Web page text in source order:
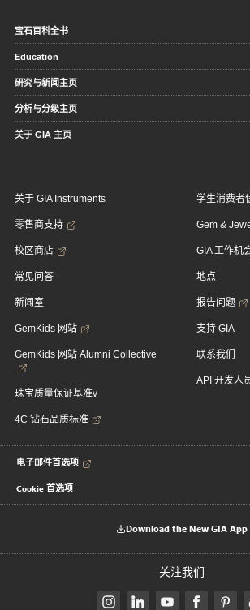
宝石百科全书
Education
研究与新闻主页
分析与分级主页
关于 GIA 主页
关于 GIA Instruments
零售商支持
校区商店
常见问答
新闻室
GemKids 网站
GemKids 网站 Alumni Collective
珠宝质量保证基准v
4C 钻石品质标准
学生消费者
Gem &
GIA 工作机
地点
报告问题
支持 GIA
联系我们
API 开发人
电子邮件首选项
Cookie 首选项
Download the New GIA App
关注我们